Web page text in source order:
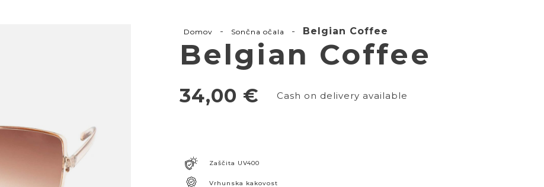
Domov - Sončna očala - Belgian Coffee
Belgian Coffee
34,00 € Cash on delivery available
Zaščita UV400
Vrhunska kakovost